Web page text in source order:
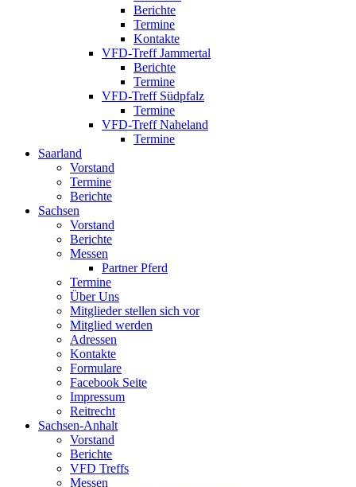
Berichte
Termine
Kontakte
VFD-Treff Jammertal
Berichte
Termine
VFD-Treff Südpfalz
Termine
VFD-Treff Naheland
Termine
Saarland
Vorstand
Termine
Berichte
Sachsen
Vorstand
Berichte
Messen
Partner Pferd
Termine
Über Uns
Mitglieder stellen sich vor
Mitglied werden
Adressen
Kontakte
Formulare
Facebook Seite
Impressum
Reitrecht
Sachsen-Anhalt
Vorstand
Berichte
VFD Treffs
Messen